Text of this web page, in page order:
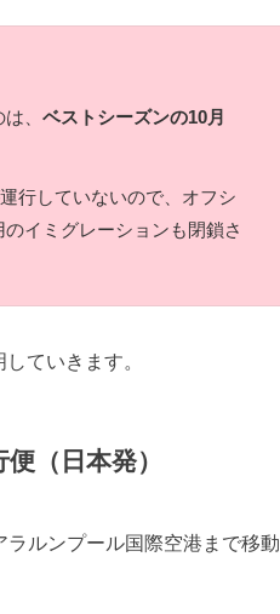
は、ベストシーズンの10月
行していないので、オフシ
イミグレーションも閉鎖さ
ていきます。
（日本発）
ルンプール国際空港まで移動